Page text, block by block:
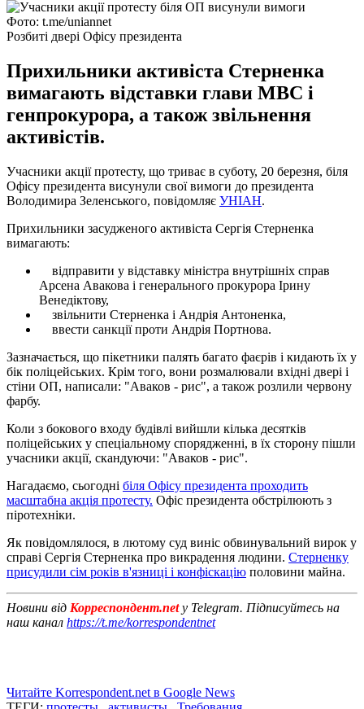
Фото: t.me/uniannet
Розбиті двері Офісу президента
Прихильники активіста Стерненка
вимагають відставки глави МВС і
генпрокурора, а також звільнення
активістів.
Учасники акції протесту, що триває в суботу, 20 березня, біля
Офісу президента висунули свої вимоги до президента
Володимира Зеленського, повідомляє УНІАН.
Прихильники засудженого активіста Сергія Стерненка
вимагають:
відправити у відставку міністра внутрішніх справ
Арсена Авакова і генерального прокурора Ірину
Венедіктову,
звільнити Стерненка і Андрія Антоненка,
ввести санкції проти Андрія Портнова.
Зазначається, що пікетники палять багато фаєрів і кидають їх у
бік поліцейських. Крім того, вони розмалювали вхідні двері і
стіни ОП, написали: "Аваков - рис", а також розлили червону
фарбу.
Коли з бокового входу будівлі вийшли кілька десятків
поліцейських у спеціальному спорядженні, в їх сторону пішли
учасники акції, скандуючи: "Аваков - рис".
Нагадаємо, сьогодні біля Офісу президента проходить
масштабна акція протесту. Офіс президента обстрілюють з
піротехніки.
Як повідомлялося, в лютому суд виніс обвинувальний вирок у
справі Сергія Стерненка про викрадення людини. Стерненку
присудили сім років в'язниці і конфіскацію половини майна.
Новини від Корреспондент.netу Telegram. Підписуйтесь на
наш канал https://t.me/korrespondentnet
Читайте Korrespondent.net в Google News